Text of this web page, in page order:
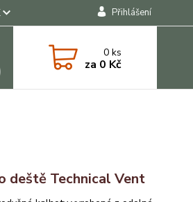
Přihlášení
0ks
za 0 Kč
deště Technical Vent